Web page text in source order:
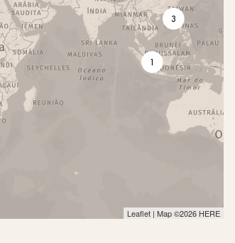
3
1
Leaflet| Map ©2026 HERE